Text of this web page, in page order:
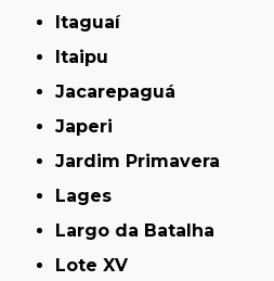
Itaguaí
Itaipu
Jacarepaguá
Japeri
Jardim Primavera
Lages
Largo da Batalha
Lote XV